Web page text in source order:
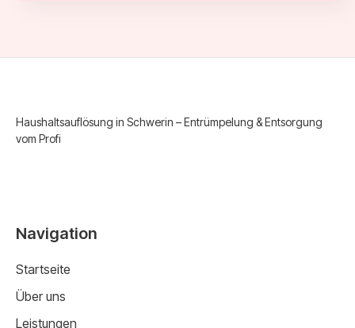
Haushaltsauflösung in Schwerin – Entrümpelung & Entsorgung
vom Profi
Navigation
Startseite
Über uns
Leistungen